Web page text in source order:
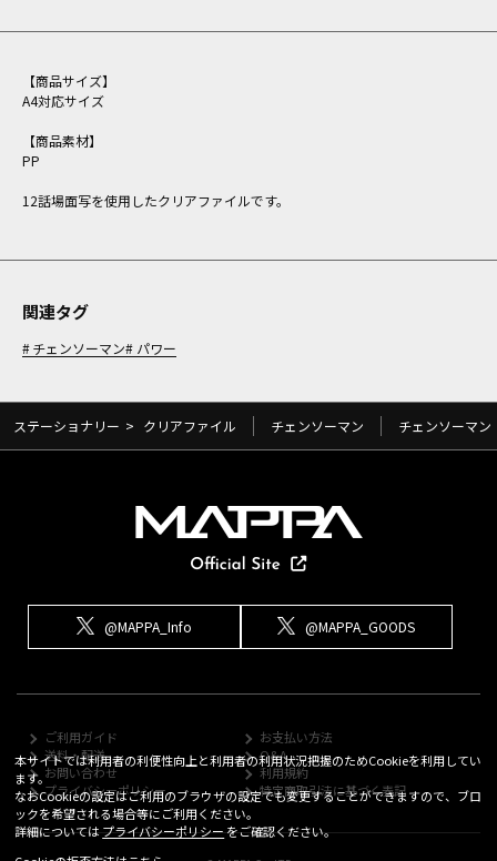
【商品サイズ】
A4対応サイズ
【商品素材】
PP
12話場面写を使用したクリアファイルです。
関連タグ
チェンソーマン パワー
ステーショナリー > クリアファイル チェンソーマン チェンソーマン
@MAPPA_Info @MAPPA_GOODS
ご利用ガイド
お支払い方法
送料・配送
Q&A
お問い合わせ
利用規約
プライバシーポリシー
特定商取引法に基づく表記
本サイトでは利用者の利便性向上と利用者の利用状況把握のためCookieを利用してい
ます。
なおCookieの設定はご利用のブラウザの設定でも変更することができますので、ブロ
ックを希望される場合等にご利用ください。
詳細についてはプライバシーポリシーをご確認ください。